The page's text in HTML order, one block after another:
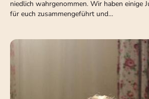
niedlich wahrgenommen. Wir haben einige
für euch zusammengeführt und…